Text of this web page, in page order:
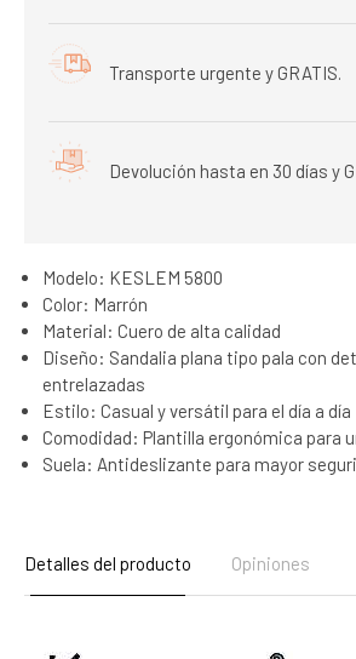
Transporte urgente y GRATIS.
Devolución hasta en 30 días y
Modelo: KESLEM 5800
Color: Marrón
Material: Cuero de alta calidad
Diseño: Sandalia plana tipo pala con
entrelazadas
Estilo: Casual y versátil para el día a día
Comodidad: Plantilla ergonómica para
Suela: Antideslizante para mayor
Detalles del producto Opiniones